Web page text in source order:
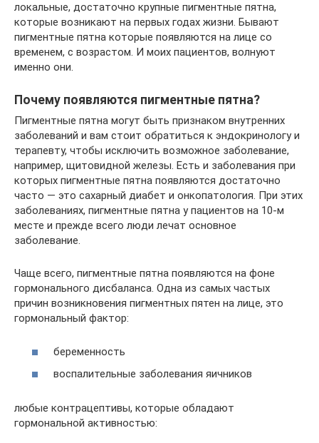
локальные, достаточно крупные пигментные пятна,
которые возникают на первых годах жизни. Бывают
пигментные пятна которые появляются на лице со
временем, с возрастом. И моих пациентов, волнуют
именно они.
Почему появляются пигментные пятна?
Пигментные пятна могут быть признаком внутренних
заболеваний и вам стоит обратиться к эндокринологу и
терапевту, чтобы исключить возможное заболевание,
например, щитовидной железы. Есть и заболевания при
которых пигментные пятна появляются достаточно
часто — это сахарный диабет и онкопатология. При этих
заболеваниях, пигментные пятна у пациентов на 10-м
месте и прежде всего люди лечат основное
заболевание.
Чаще всего, пигментные пятна появляются на фоне
гормонального дисбаланса. Одна из самых частых
причин возникновения пигментных пятен на лице, это
гормональный фактор:
беременность
воспалительные заболевания яичников
любые контрацептивы, которые обладают
гормональной активностью: